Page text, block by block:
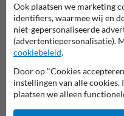
Stel je vraag aan
Naam*
Ook plaatsen we marketing
identifiers, waarmee wij en
niet-gepersonaliseerde
(advertentiepersonalisatie).
cookiebeleid.
Door op "Cookies
instellingen van alle cookies.
plaatsen we alleen